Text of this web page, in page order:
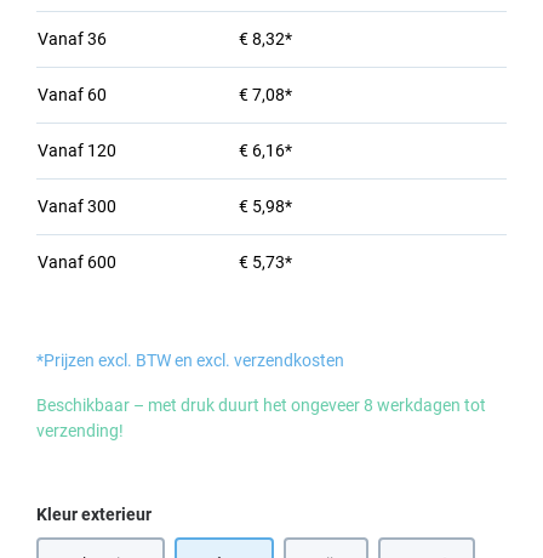
Vanaf36 € 8,32*
Vanaf 60 € 7,08*
Vanaf 120 € 6,16*
Vanaf300 € 5,98*
Vanaf 600 € 5,73*
*Prijzen excl. BTW en excl. verzendkosten
Beschikbaar – met druk duurt het ongeveer 8 werkdagen tot
verzending!
Selecteer
Kleur exterieur